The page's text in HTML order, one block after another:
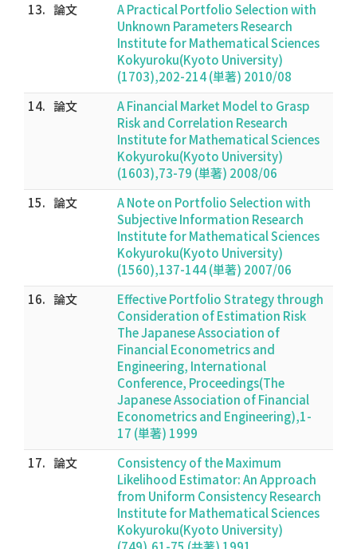
13. 論文
A Practical Portfolio Selection with
Unknown Parameters Research
Institute for Mathematical Sciences
Kokyuroku(Kyoto University)
(1703),202-214 (単著) 2010/08
14. 論文
A Financial Market Model to Grasp
Risk and Correlation Research
Institute for Mathematical Sciences
Kokyuroku(Kyoto University)
(1603),73-79 (単著) 2008/06
15. 論文
A Note on Portfolio Selection with
Subjective Information Research
Institute for Mathematical Sciences
Kokyuroku(Kyoto University)
(1560),137-144 (単著) 2007/06
16. 論文
Effective Portfolio Strategy through
Consideration of Estimation Risk
The Japanese Association of
Financial Econometrics and
Engineering, International
Conference, Proceedings(The
Japanese Association of Financial
Econometrics and Engineering),1-
17 (単著) 1999
17. 論文
Consistency of the Maximum
Likelihood Estimator: An Approach
from Uniform Consistency Research
Institute for Mathematical Sciences
Kokyuroku(Kyoto University)